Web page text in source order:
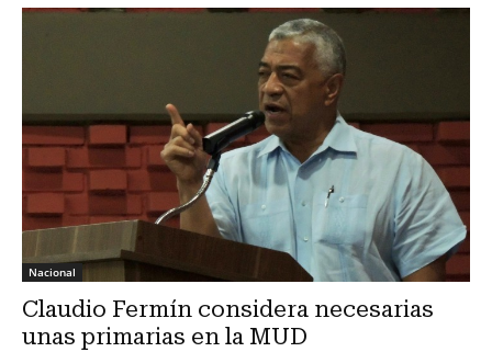
Nacional
Claudio Fermín considera necesarias
unas primarias en la MUD